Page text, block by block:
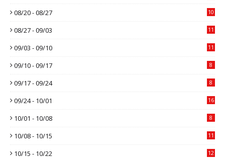
08/20 - 08/27 10
08/27 - 09/03 11
09/03 - 09/10 11
09/10 - 09/17 8
09/17 - 09/24 8
09/24 - 10/01 16
10/01 - 10/08 8
10/08 - 10/15 11
10/15 - 10/22 12